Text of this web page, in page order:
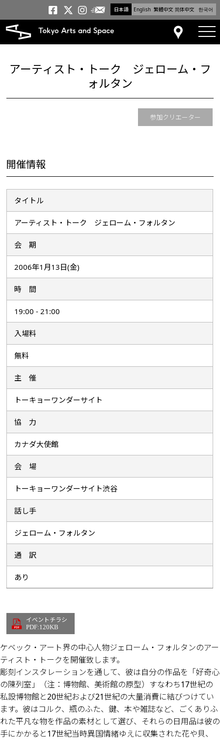
日本語 English 繁體中文 简体中文 한국어
トーキョーアーツアンド
トーキョーアーツアンド
トーキョーアーツア
メールニュース
アクセス
アーティスト・トーク ジェローム・フ
ォルタン
参加クリエーター
開催情報
タイトル
アーティスト・トーク ジェローム・フォルタン
会 期
2006年1月13日(金)
時 間
19:00 - 21:00
入場料
無料
主 催
トーキョーワンダーサイト
協 力
カナダ大使館
会 場
トーキョーワンダーサイト渋谷
話し手
ジェローム・フォルタン
通 訳
あり
イベントチラシ
PDF:120KB
ケベック・アート界の中心人物ジェローム・フォルタンのアー
ティスト・トークを開催致します。
彫刻インスタレーションを通して、彼は自分の作品を「好奇心
の陳列室」（注：博物館、美術館の原型）すなわち17世紀の
私設博物館と20世紀および21世紀の大量消費に結びつけてい
ます。彼はコルク、瓶のふた、鍵、本や雑誌など、ごくありふ
れた平凡な物を作品の素材として選び、それらの日用品は彼の
手にかかると17世紀当時異国情緒ゆえに収集された花や貝、